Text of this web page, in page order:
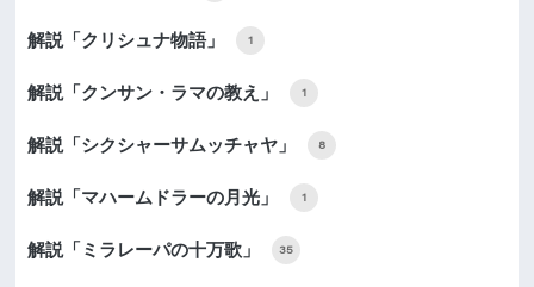
解説「クリシュナ物語」 1
解説「クンサン・ラマの教え」 1
解説「シクシャーサムッチャヤ」 8
解説「マハームドラーの月光」 1
解説「ミラレーパの十万歌」 35